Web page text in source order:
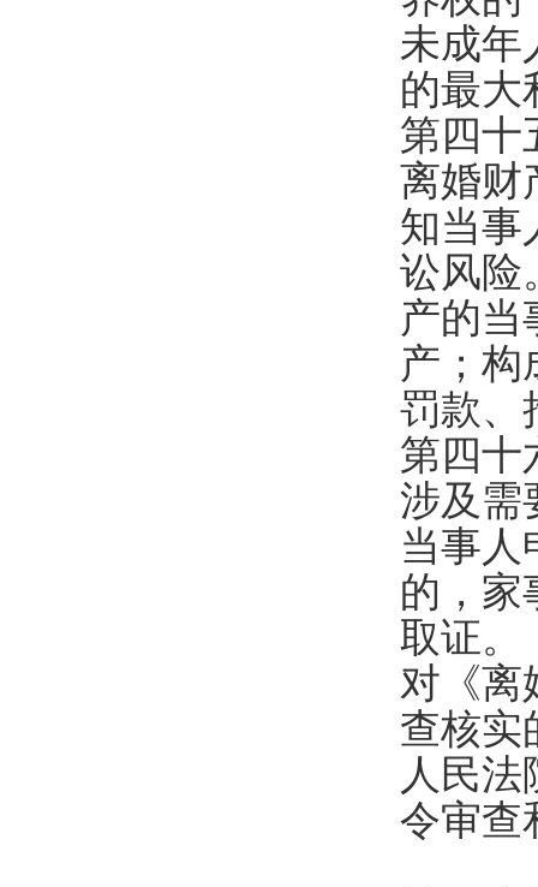
未成年
的最大
第四
离婚财
知当事
讼风险
产的当
产；构
罚款、
第四
涉及需
当事人
的，家
取证。
对《离
查核实
人民
令审查